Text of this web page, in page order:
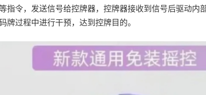
指令，发送信号给控牌器，控牌器接收到信号后驱动内
牌过程中进行干预，达到控牌目的。